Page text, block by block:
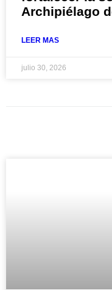
Archipiélago
LEER MAS
julio 30, 2026